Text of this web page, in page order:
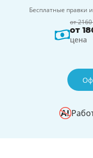
Бесплатные правки
от
от
цена